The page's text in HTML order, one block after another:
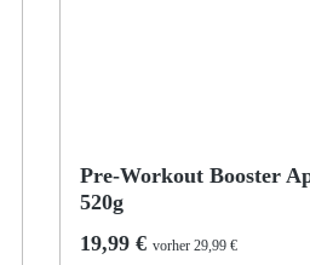
Pre-Workout Booster
520g
Regulärer Preis:
19,99 € vorher 29,99 €